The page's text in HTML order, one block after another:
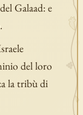
Galaad: e
del loro
la tribù di